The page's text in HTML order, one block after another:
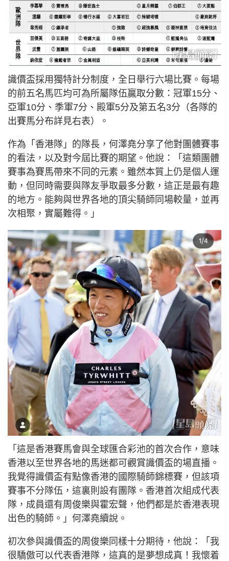
識價盃採用獨特計分制度，全日舉行六場比賽。每場
的前五名馬匹均可為所屬隊伍贏取分數：冠軍15分、
亞軍10分、季軍7分、殿軍5分及第五名3分（各隊的
出賽馬分布詳見右表）。
作為「香港隊」的隊長，何澤堯分享了他對團體賽事
的看法，以及對今屆比賽的期望。他說：「這類團體
賽事為賽馬帶來不同的元素。雖然本質上仍是個人運
動，但同時需要與隊友爭取最多分數，這正是最有趣
的地方。能夠與世界各地的頂尖騎師同場較量，並再
次相聚，實屬難得。」
「這是香港賽馬會與全球匯合彩池的首次合作，意味
香港以至世界各地的馬迷都可觀賞識價盃的場直播。
我覺得識價盃有點像香港的國際騎師錦標賽，但該項
賽事不分隊伍，這裏則設有團隊。香港首次組成代表
隊，成員還有周俊樂與霍宏聲，他們都是於香港表現
出色的騎師。」何澤堯續說。
初次參與識價盃的周俊樂同樣十分期待，他說：「我
很驕傲可以代表香港隊，這真的是夢想成真！我懷着